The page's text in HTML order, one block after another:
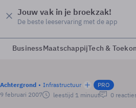
Jouw vak in je broekzak!
De beste leeservaring met de app
BusinessMaatschappijTech &
Achtergrond Infrastructuur
PRO
9 februari 2007
leestijd 1 minuut 0